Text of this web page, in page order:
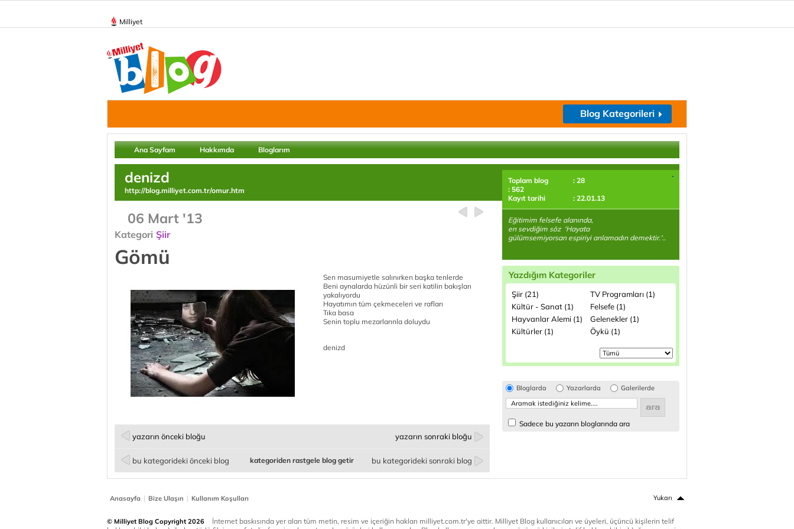
Milliyet
Blog Kategorileri
Ana Sayfam Hakkımda Bloglarım
denizd
http://blog.milliyet.com.tr/omur.htm
06 Mart '13
Kategori Şiir
Gömü
Sen masumiyetle salınırken başka tenlerde
Beni aynalarda hüzünli bir seri katilin bakışları
yakalıyordu
Hayatımın tüm çekmeceleri ve rafları
Tıka basa
Senin toplu mezarlarınla doluydu
denizd
yazarın önceki bloğu yazarın sonraki bloğu
bu kategorideki önceki blog bu kategorideki sonraki blog
kategoriden rastgele blog getir
Toplam blog
: 28
: 562
Kayıt tarihi
: 22.01.13
Eğitimim felsefe alanında,
en sevdiğim söz 'Hayata
gülümsemiyorsan espiriyi anlamadın demektir.'..
Yazdığım Kategoriler
Şiir (21)
TV Programları (1)
Kültür - Sanat (1)
Felsefe (1)
Hayvanlar Alemi (1)
Gelenekler (1)
Kültürler (1)
Öykü (1)
Bloglarda Yazarlarda Galerilerde
Sadece bu yazarın bloglarında ara
Anasayfa | Bize Ulaşın | Kullanım Koşulları Yukarı
© Milliyet Blog Copyright 2026
İnternet baskısında yer alan tüm metin, resim ve içeriğin hakları milliyet.com.tr'ye aittir. Milliyet Blog kullanıcıları ve üyeleri, üçüncü kişilerin telif